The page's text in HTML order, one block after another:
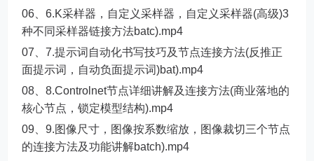
06、6.K采样器，自定义采样器，自定义采样器(高级)3
种不同采样器链接方法batc).mp4
07、7.提示词自动化书写技巧及节点连接方法(反推正
面提示词，自动负面提示词)bat).mp4
08、8.Controlnet节点详细讲解及连接方法(商业落地的
核心节点，锁定模型结构).mp4
09、9.图像尺寸，图像按系数缩放，图像裁切三个节点
的连接方法及功能讲解batch).mp4